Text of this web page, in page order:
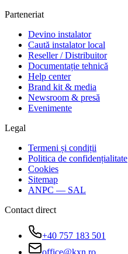
Parteneriat
Devino instalator
Caută instalator local
Reseller / Distribuitor
Documentație tehnică
Help center
Brand kit & media
Newsroom & presă
Evenimente
Legal
Termeni și condiții
Politica de confidențialitate
Cookies
Sitemap
ANPC — SAL
Contact direct
+40 757 183 501
office@kxn.ro